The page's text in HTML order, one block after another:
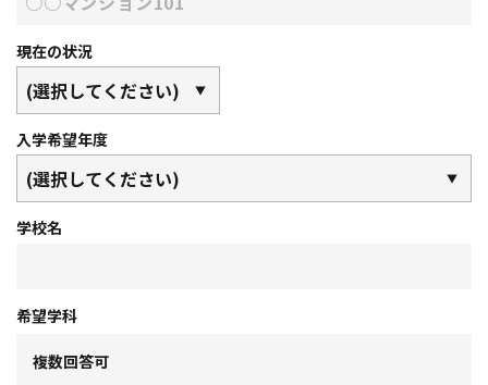
現在の状況
入学希望年度
学校名
希望学科
複数回答可